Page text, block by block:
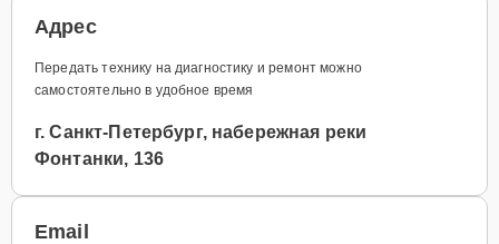
Адрес
Передать технику на диагностику и ремонт можно
самостоятельно в удобное время
г. Санкт-Петербург, набережная реки
Фонтанки, 136
Email